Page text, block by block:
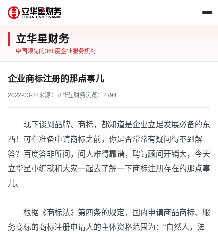
立华星财务
中国领先的360度企业服务机构
企业商标注册的那点事儿
2022-03-22来源：立华星财务浏览：2794
现下谈到品牌、商标，都知道是企业立足发展必备的东
西！可在准备申请商标之前，你是否常常有疑问得不到解
答？百度答非所问，问人难得靠谱，聘请顾问开销大，今天
立华星小编就和大家一起去了解一下商标注册存在的那点事
儿。
根据《商标法》第四条的规定，国内申请商品商标、服
务商标的商标注册申请人的主体资格范围为：“自然人，法